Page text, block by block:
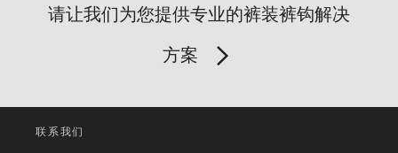
请让我们为您提供专业的裤装裤钩解决
方案
联系我们